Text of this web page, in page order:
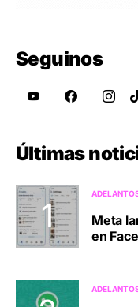
Seguinos
Últimas
Meta
en